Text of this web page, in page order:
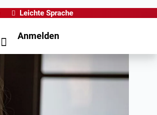
Leichte Sprache
Anmelden